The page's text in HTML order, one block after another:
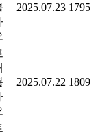
2025.07.23 1795
2025.07.22 1809